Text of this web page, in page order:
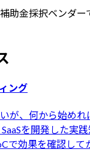
助金採択ベンダー
ング
が、何から始め
を開発した実
で効果を確認して